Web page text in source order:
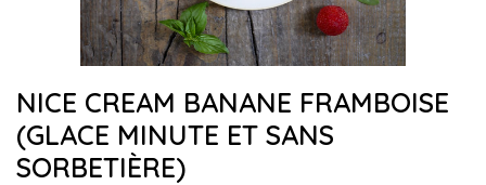
NICE CREAM BANANE FRAMBOISE
(GLACE MINUTE ET SANS
SORBETIÈRE)